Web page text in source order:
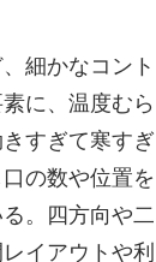
細かなコント
に、温度むら
すぎて寒すぎ
の数や位置を
。四方向や二
イアウトや利